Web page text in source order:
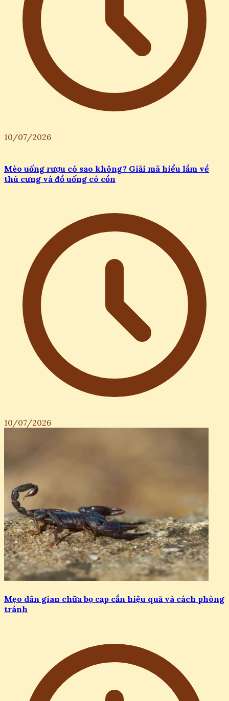
10/07/2026
Mèo uống rượu có sao không? Giải mã hiểu lầm về
thú cưng và đồ uống có cồn
10/07/2026
Mẹo dân gian chữa bọ cạp cắn hiệu quả và cách phòng
tránh